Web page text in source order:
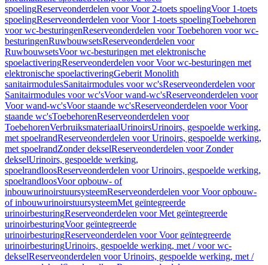
spoelingReserveonderdelen voor Voor 2-toets spoelingVoor 1-toets
spoelingReserveonderdelen voor Voor 1-toets spoelingToebehoren
voor wc-besturingenReserveonderdelen voor Toebehoren voor wc-
besturingenRuwbouwsetsReserveonderdelen voor
RuwbouwsetsVoor wc-besturingen met elektronische
spoelactiveringReserveonderdelen voor Voor wc-besturingen met
elektronische spoelactiveringGeberit Monolith
sanitairmodulesSanitairmodules voor wc'sReserveonderdelen voor
Sanitairmodules voor wc'sVoor wand-wc'sReserveonderdelen voor
Voor wand-wc'sVoor staande wc'sReserveonderdelen voor Voor
staande wc'sToebehorenReserveonderdelen voor
ToebehorenVerbruiksmateriaalUrinoirsUrinoirs, gespoelde werking,
met spoelrandReserveonderdelen voor Urinoirs, gespoelde werking,
met spoelrandZonder dekselReserveonderdelen voor Zonder
dekselUrinoirs, gespoelde werking,
spoelrandloosReserveonderdelen voor Urinoirs, gespoelde werking,
spoelrandloosVoor opbouw- of
inbouwurinoirstuursysteemReserveonderdelen voor Voor opbouw-
of inbouwurinoirstuursysteemMet geïntegreerde
urinoirbesturingReserveonderdelen voor Met geïntegreerde
urinoirbesturingVoor geïntegreerde
urinoirbesturingReserveonderdelen voor Voor geïntegreerde
urinoirbesturingUrinoirs, gespoelde werking, met / voor wc-
dekselReserveonderdelen voor Urinoirs, gespoelde werking, met /